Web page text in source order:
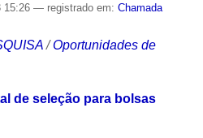
15:26 — registrado em: Chamada
/Oportunidades de
de seleção para bolsas